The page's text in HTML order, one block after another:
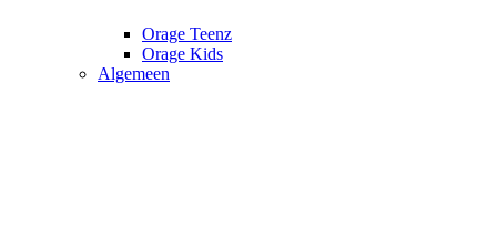
Orage Teenz
Orage Kids
Algemeen